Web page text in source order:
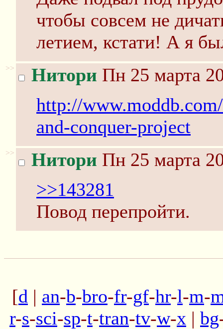
чтобы совсем не
летием, кстати! А я
>> Нитори Пн 25 марта
http://
and-conquer-project
>> Нитори Пн 25 марта
>>143281
Повод перепройти.
[d | an-b-bro-fr-gf-hr-l-m-
r-s-sci-sp-t-tran-tv-w-x | bg